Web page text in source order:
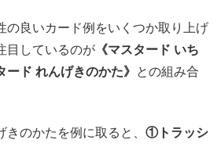
の良いカード例をいくつか取り上げ
目しているのが 《マスタード いち
ド れんげきのかた》 との組み合
のかたを例に取ると、 ①トラッシ